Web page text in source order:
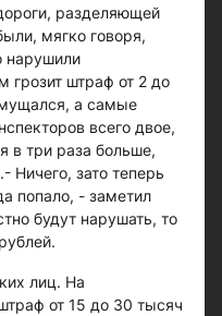
разделяющей
мягко говоря,
нарушили
грозит штраф от 2 до
а самые
всего двое,
в три раза больше,
Ничего, зато теперь
попало, - заметил
будут нарушать, то
лиц. На
от 15 до 30 тысяч